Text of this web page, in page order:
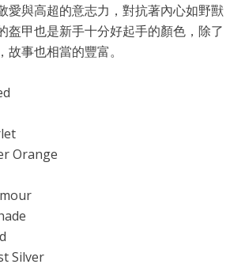
愛與高超的意志力，對抗著內心如野獸
盔甲也是新手十分好起手的顏色，除了
事也相當的豐富。
Orange
Silver